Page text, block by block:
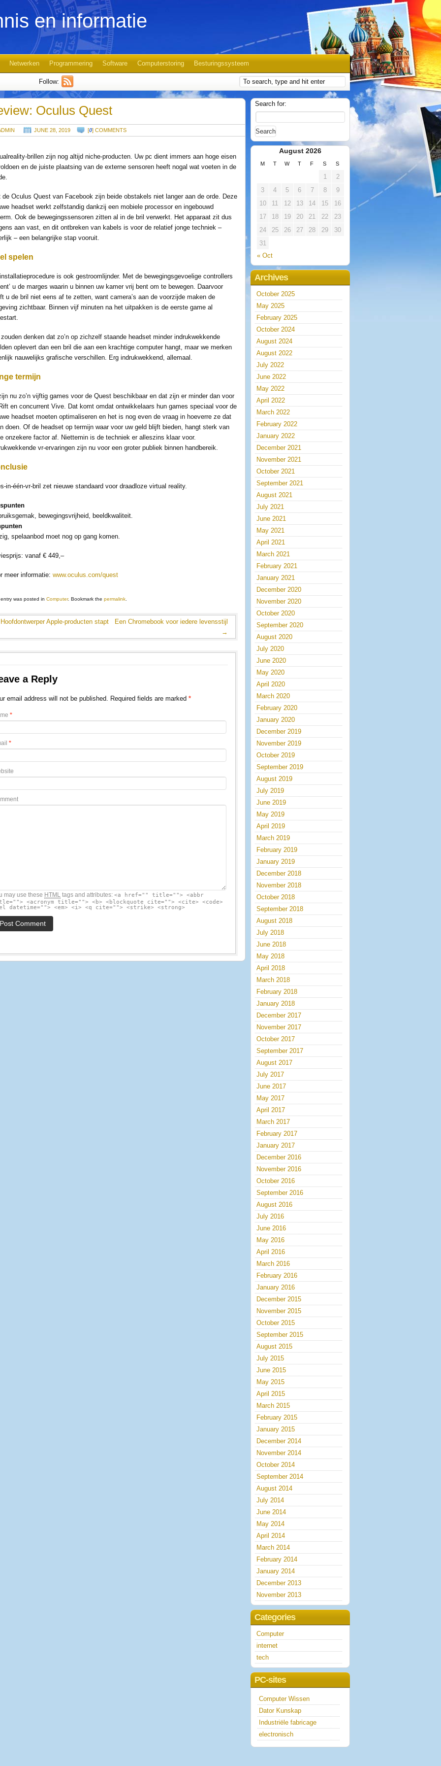
en informatie
Netwerken Programmering Software Computerstoring Besturingssysteem
Follow:
Oculus Quest
JUNE 28, 2019 [0] COMMENTS
brillen zijn nog altijd niche-producten. Uw pc dient immers aan hoge eisen
en de juiste plaatsing van de externe sensoren heeft nogal wat voeten in de
de Oculus Quest van Facebook zijn beide obstakels niet langer aan de orde. Deze
headset werkt zelfstandig dankzij een mobiele processor en ingebouwd
Ook de bewegingssensoren zitten al in de bril verwerkt. Het apparaat zit dus
aan vast, en dit ontbreken van kabels is voor de relatief jonge techniek –
– een belangrijke stap vooruit.
spelen
is ook gestroomlijnder. Met de bewegingsgevoelige controllers
u de marges waarin u binnen uw kamer vrij bent om te bewegen. Daarvoor
u de bril niet eens af te zetten, want camera’s aan de voorzijde maken de
zichtbaar. Binnen vijf minuten na het uitpakken is de eerste game al
denken dat zo’n op zichzelf staande headset minder indrukwekkende
oplevert dan een bril die aan een krachtige computer hangt, maar we merken
nauwelijks grafische verschillen. Erg indrukwekkend, allemaal.
termijn
nu zo’n vijftig games voor de Quest beschikbaar en dat zijn er minder dan voor
en concurrent Vive. Dat komt omdat ontwikkelaars hun games speciaal voor de
headset moeten optimaliseren en het is nog even de vraag in hoeverre ze dat
doen. Of de headset op termijn waar voor uw geld blijft bieden, hangt sterk van
onzekere factor af. Niettemin is de techniek er alleszins klaar voor.
vr-ervaringen zijn nu voor een groter publiek binnen handbereik.
in-één-vr-bril zet nieuwe standaard voor draadloze virtual reality.
bewegingsvrijheid, beeldkwaliteit.
spelaanbod moet nog op gang komen.
vanaf € 449,–
meer informatie:www.oculus.com/quest
entry was posted inComputer. Bookmark thepermalink
Hoofdontwerper Apple-producten stapt
Een Chromebook voor iedere levensstijl
→
a Reply
email address will not be published. Required fields are marked*
*
*
may use these HTML tags and attributes:<a href="" title=""> <abbr
<acronym title=""> <b> <blockquote cite=""> <cite> <code>
datetime=""> <em> <i> <q cite=""> <strike> <strong>
Search for:
August 2026
M T W T F S S
« Oct
1
2
3
4 5 6 7 8
9
10
11 12 13 14 15
16
17
18 19 20 21 22
23
24
25 26 27 28 29
30
31
Archives
October 2025
May 2025
February 2025
October 2024
August 2024
August 2022
July 2022
June 2022
May 2022
April 2022
March 2022
February 2022
January 2022
December 2021
November 2021
October 2021
September 2021
August 2021
July 2021
June 2021
May 2021
April 2021
March 2021
February 2021
January 2021
December 2020
November 2020
October 2020
September 2020
August 2020
July 2020
June 2020
May 2020
April 2020
March 2020
February 2020
January 2020
December 2019
November 2019
October 2019
September 2019
August 2019
July 2019
June 2019
May 2019
April 2019
March 2019
February 2019
January 2019
December 2018
November 2018
October 2018
September 2018
August 2018
July 2018
June 2018
May 2018
April 2018
March 2018
February 2018
January 2018
December 2017
November 2017
October 2017
September 2017
August 2017
July 2017
June 2017
May 2017
April 2017
March 2017
February 2017
January 2017
December 2016
November 2016
October 2016
September 2016
August 2016
July 2016
June 2016
May 2016
April 2016
March 2016
February 2016
January 2016
December 2015
November 2015
October 2015
September 2015
August 2015
July 2015
June 2015
May 2015
April 2015
March 2015
February 2015
January 2015
December 2014
November 2014
October 2014
September 2014
August 2014
July 2014
June 2014
May 2014
April 2014
March 2014
February 2014
January 2014
December 2013
November 2013
Categories
Computer
internet
tech
PC-sites
Computer Wissen
Dator Kunskap
Industriële fabricage
electronisch